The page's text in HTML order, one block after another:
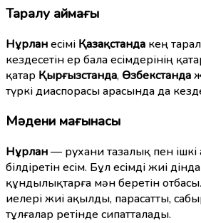
Таралу аймағы
Нұрланесімі Қазақстанда кең
кездесетін ер бала есімдерінің
қатар Қырғызстанда, Өзбекстанда
түркі диаспорасы арасында да
Мәдени мағынасы
Нұрлан— рухани тазалық пен
білдіретін есім. Бұл есімді жиі
құндылықтарға мән беретін
иелері жиі ақылды, парасатты,
тұлғалар ретінде сипатталады.